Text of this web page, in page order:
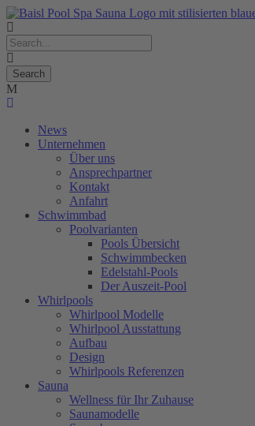
News
Unternehmen
Über uns
Ansprechpartner
Kontakt
Anfahrt
Schwimmbad
Poolvarianten
Pools Übersicht
Schwimmbecken
Edelstahl-Pools
Der Auszeit-Pool
Whirlpools
Whirlpool Modelle
Whirlpool Ausstattung
Aufbau
Design
Whirlpools Referenzen
Sauna
Wellness für Ihr Zuhause
Saunamodelle